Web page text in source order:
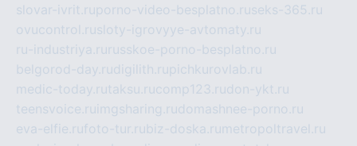
slovar-ivrit.ruporno-video-besplatno.ruseks-365.ru
ovucontrol.rusloty-igrovyye-avtomaty.ru
ru-industriya.ru russkoe-porno-besplatno.ru
belgorod-day.rudigilith.rupichkurovlab.ru
medic-today.rutaksu.rucomp123.rudon-ykt.ru
teensvoice.ru imgsharing.rudomashnee-porno.ru
eva-elfie.rufoto-tur.rubiz-doska.ru metropoltravel.ru